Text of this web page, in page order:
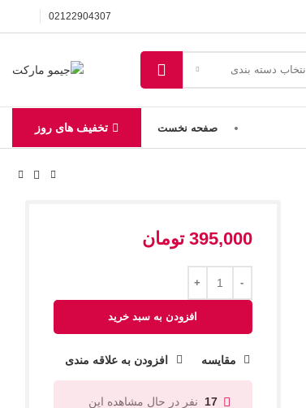
02122904307
انتخاب دسته بندی
صفحه نخست تخفیف های روز
395,000 تومان
افزودن به سبد خرید
مقایسه افزودن به علاقه مندی
17
نفر در حال مشاهده این